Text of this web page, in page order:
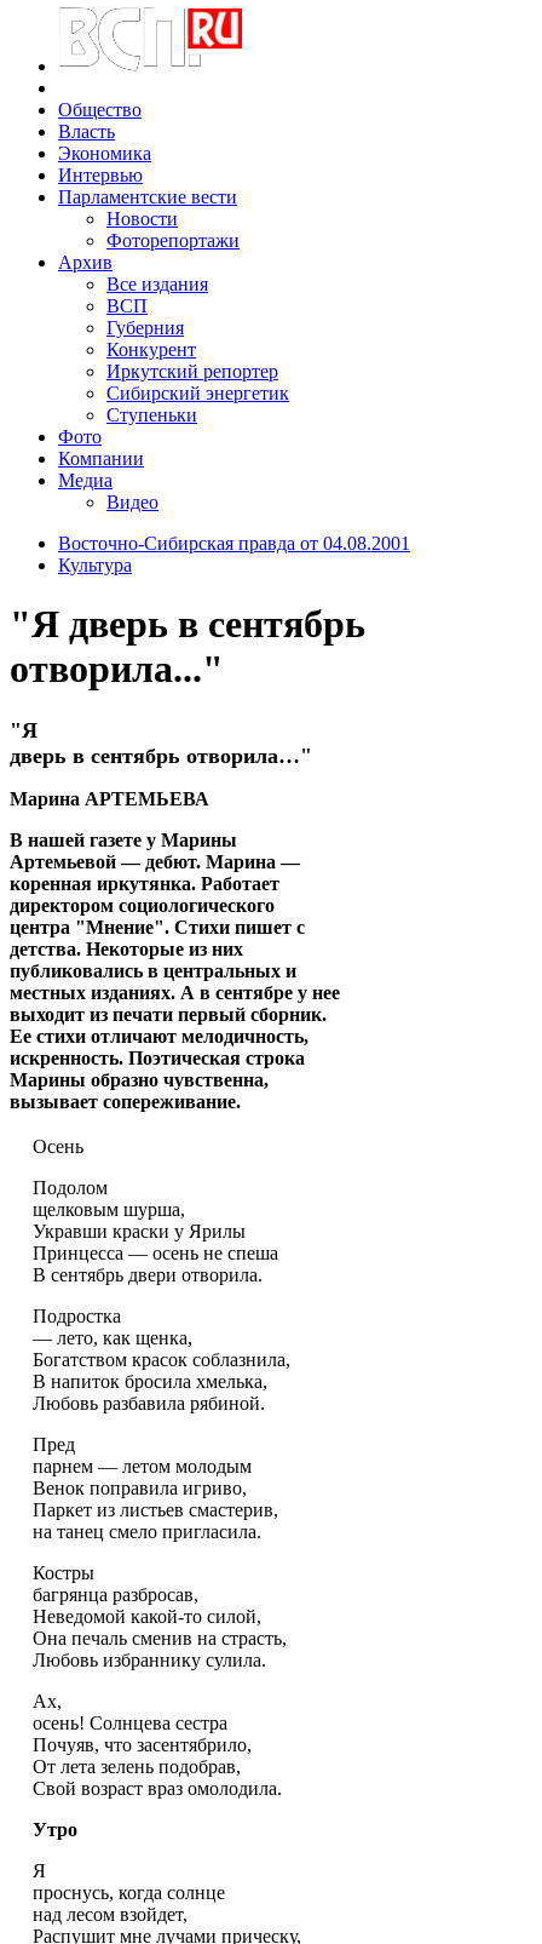
Общество
Власть
Экономика
Интервью
Парламентские вести
Новости
Фоторепортажи
Архив
Все издания
ВСП
Губерния
Конкурент
Иркутский репортер
Сибирский энергетик
Ступеньки
Фото
Компании
Медиа
Видео
Восточно-Сибирская правда от 04.08.2001
Культура
"Я дверь в сентябрь
отворила..."
"Я
дверь в сентябрь отворила…"
Марина АРТЕМЬЕВА
В нашей газете у Марины
Артемьевой — дебют. Марина —
коренная иркутянка. Работает
директором социологического
центра "Мнение". Стихи пишет с
детства. Некоторые из них
публиковались в центральных и
местных изданиях. А в сентябре у нее
выходит из печати первый сборник.
Ее стихи отличают мелодичность,
искренность. Поэтическая строка
Марины образно чувственна,
вызывает сопереживание.
Осень
Подолом
щелковым шурша,
Укравши краски у Ярилы
Принцесса — осень не спеша
В сентябрь двери отворила.
Подростка
— лето, как щенка,
Богатством красок соблазнила,
В напиток бросила хмелька,
Любовь разбавила рябиной.
Пред
парнем — летом молодым
Венок поправила игриво,
Паркет из листьев смастерив,
на танец смело пригласила.
Костры
багрянца разбросав,
Неведомой какой-то силой,
Она печаль сменив на страсть,
Любовь избраннику сулила.
Ах,
осень! Солнцева сестра
Почуяв, что засентябрило,
От лета зелень подобрав,
Свой возраст враз омолодила.
Утро
Я
проснусь, когда солнце
над лесом взойдет,
Распушит мне лучами прическу,